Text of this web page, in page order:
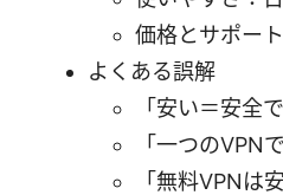
価格とサポー
よくある誤解
「安い＝安全
「一つのVPN
「無料VPNは